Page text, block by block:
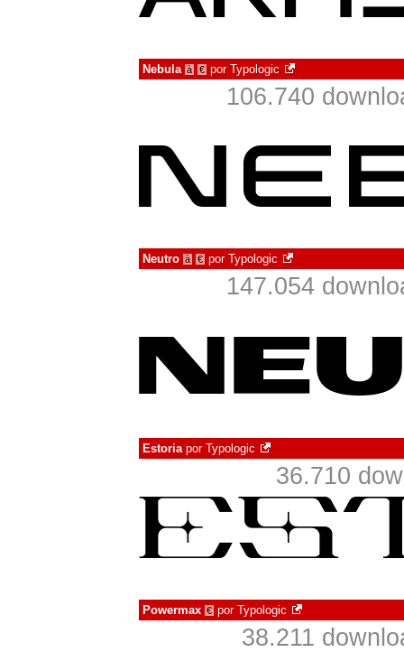
Nebula à € por Typologic
106.740
Neutro à € por Typologic
147.054
Estoriapor Typologic
36.710
Powermax € por Typologic
38.211